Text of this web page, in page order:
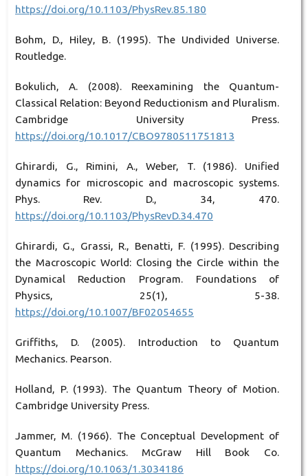
https://doi.org/10.1103/PhysRev.85.180
Bohm, D., Hiley, B. (1995). The Undivided Universe.
Routledge.
Bokulich, A. (2008). Reexamining the Quantum-
Classical Relation: Beyond Reductionism and Pluralism.
Cambridge University Press.
https://doi.org/10.1017/CBO9780511751813
Ghirardi, G., Rimini, A., Weber, T. (1986). Unified
dynamics for microscopic and macroscopic systems.
Phys. Rev. D., 34, 470.
https://doi.org/10.1103/PhysRevD.34.470
Ghirardi, G., Grassi, R., Benatti, F. (1995). Describing
the Macroscopic World: Closing the Circle within the
Dynamical Reduction Program. Foundations of
Physics, 25(1), 5-38.
https://doi.org/10.1007/BF02054655
Griffiths, D. (2005). Introduction to Quantum
Mechanics. Pearson.
Holland, P. (1993). The Quantum Theory of Motion.
Cambridge University Press.
Jammer, M. (1966). The Conceptual Development of
Quantum Mechanics. McGraw Hill Book Co.
https://doi.org/10.1063/1.3034186